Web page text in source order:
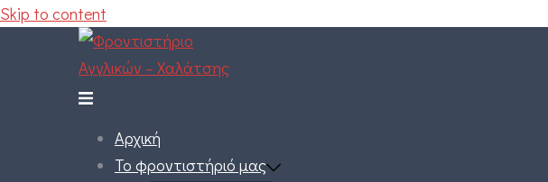
Skip to content
Αρχική
Το φροντιστήριό μας